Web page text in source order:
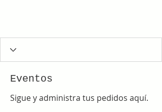
Eventos
Sigue y administra tus pedidos aquí.